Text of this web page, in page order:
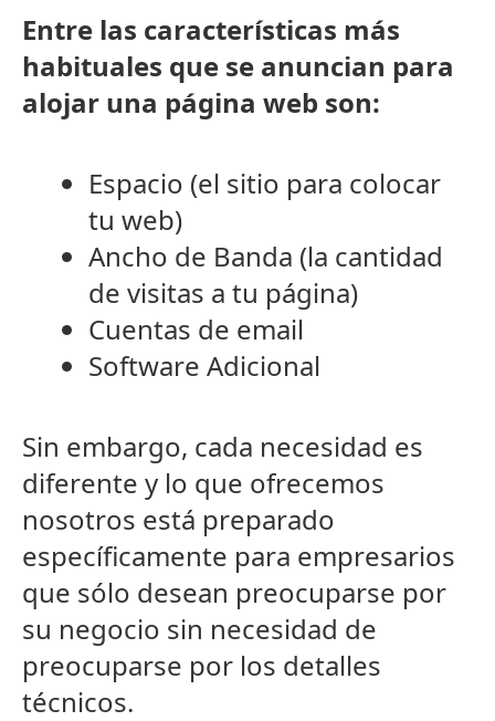
Entre las caracterí­sticas más
habituales que se anuncian para
alojar una página web son:
Espacio (el sitio para colocar
tu web)
Ancho de Banda (la cantidad
de visitas a tu página)
Cuentas de email
Software Adicional
Sin embargo, cada necesidad es
diferente y lo que ofrecemos
nosotros está preparado
específicamente para empresarios
que sólo desean preocuparse por
su negocio sin necesidad de
preocuparse por los detalles
técnicos.